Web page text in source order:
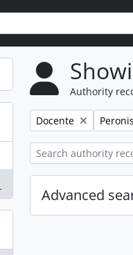
Authority
Remove filter:
Docente
Advanced